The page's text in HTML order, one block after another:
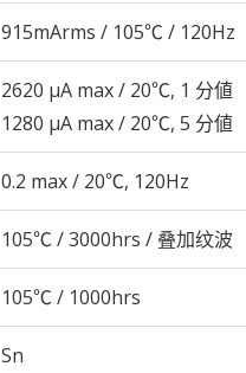
915mArms / 105℃ / 120Hz
2620 μA max / 20℃, 1 分値
1280 μA max / 20℃, 5 分値
0.2 max / 20℃, 120Hz
105℃ / 3000hrs / 叠加纹波
105℃ / 1000hrs
Sn